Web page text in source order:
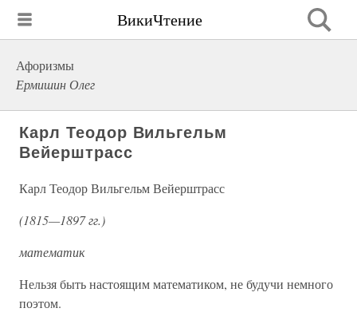
ВикиЧтение
Афоризмы
Ермишин Олег
Карл Теодор Вильгельм
Вейерштрасс
Карл Теодор Вильгельм Вейерштрасс
(1815—1897 гг.)
математик
Нельзя быть настоящим математиком, не будучи немного
поэтом.